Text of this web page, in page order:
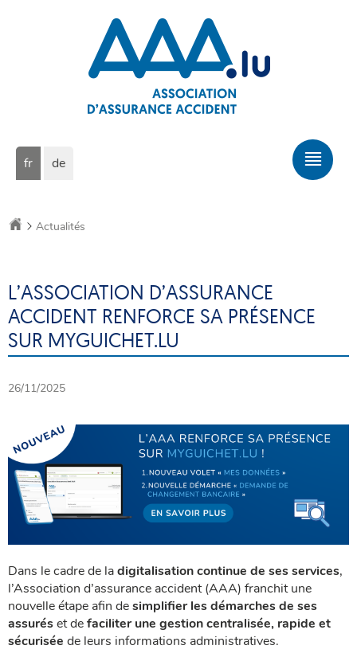
Changer
de
fr de
Accueil
Actualités
L’ASSOCIATION D’ASSURANCE
ACCIDENT RENFORCE SA PRÉSENCE
SUR MYGUICHET.LU
26/11/2025
Dans le cadre de ladigitalisation continue de ses services,
l’Association d’assurance accident (AAA) franchit une
nouvelle étape afin desimplifier les démarches de ses
assuréset defaciliter une gestion centralisée, rapide et
sécurisée de leurs informations administratives.